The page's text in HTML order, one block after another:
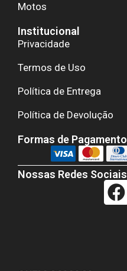
Motos
Institucional
Privacidade
Termos de Uso
Política de Entrega
Política de Devolução
Formas de Pagamento
Nossas Redes Sociais